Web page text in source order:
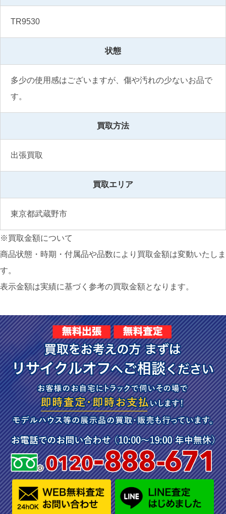
TR9530
状態
多少の使用感はございますが、傷や汚れの少ないお品で
す。
買取方法
出張買取
買取エリア
東京都武蔵野市
※買取金額について
商品状態・時期・付属品や品数により買取金額は変動いたしま
す。
表示金額は実績に基づく参考の買取金額となります。